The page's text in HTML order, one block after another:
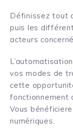
Définissez tout
puis les
acteurs
vos modes de
cette
fonctionnement
Vous
numériques.